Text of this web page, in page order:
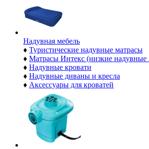
Надувная мебель
♦ Туристические надувные матрасы
♦ Матрасы Интекс (низкие надувные
♦ Надувные кровати
♦ Надувные диваны и кресла
♦ Аксессуары для кроватей